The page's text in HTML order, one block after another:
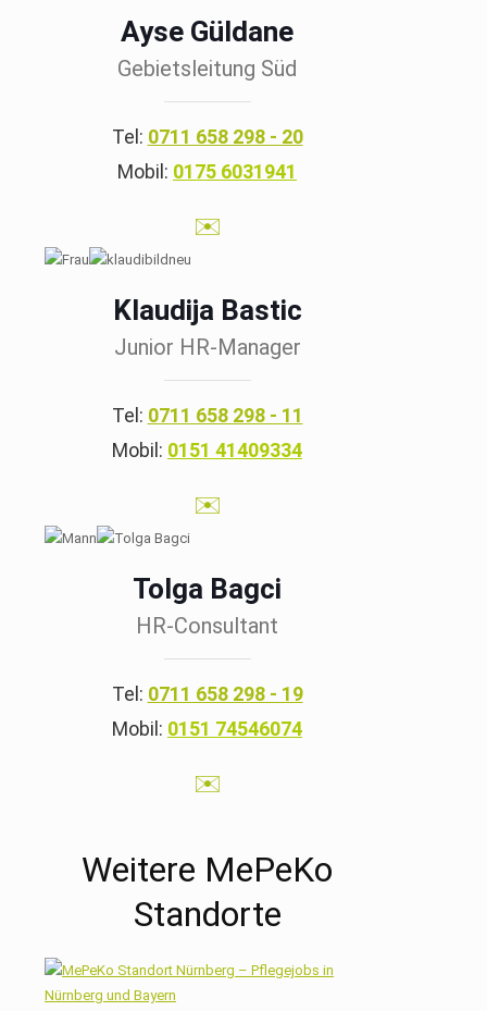
Ayse Güldane
Gebietsleitung Süd
Tel: 0711 658 298 - 20
Mobil: 0175 6031941
✉️
Klaudija Bastic
Junior HR-Manager
Tel: 0711 658 298 - 11
Mobil: 0151 41409334
✉️
Tolga Bagci
HR-Consultant
Tel: 0711 658 298 - 19
Mobil: 0151 74546074
✉️
Weitere MePeKo
Standorte